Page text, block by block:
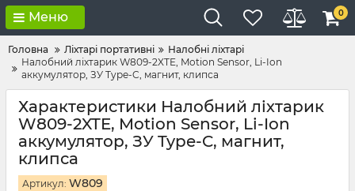
Меню 0
Головна Ліхтарі портативні
Налобні ліхтарі
Налобний ліхтарик W809-2XTE, Motion Sensor, Li-Ion
аккумулятор, ЗУ Type-C, магнит, клипса
Характеристики Налобний ліхтарик
W809-2XTE, Motion Sensor, Li-Ion
аккумулятор, ЗУ Type-C, магнит,
клипса
Артикул: W809